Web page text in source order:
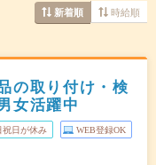
新着順 時給順
の取り付け・検
女活躍中
祝日が休み WEB登録OK